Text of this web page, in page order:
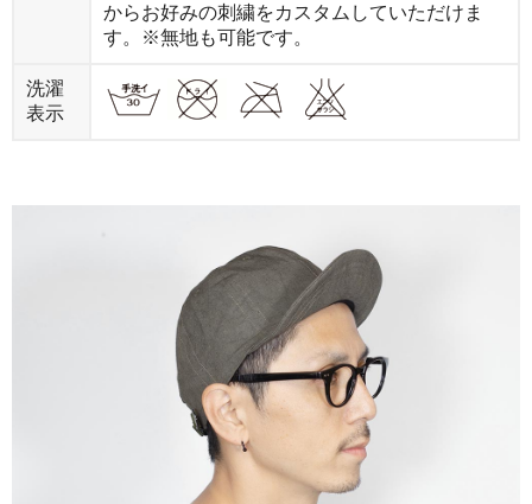
からお好みの刺繍をカスタムしていただけま
す。※無地も可能です。
洗濯
表示